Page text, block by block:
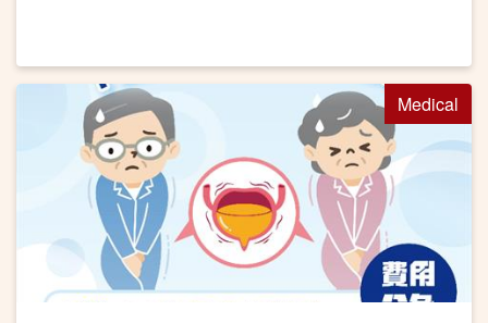
Medical